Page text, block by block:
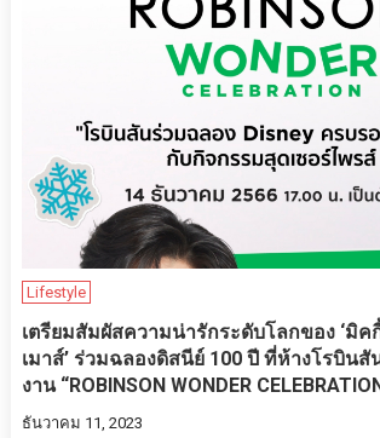
Lifestyle
เตรียมสัมผัสความน่ารักระดับโลกของ ‘มิค
เมาส์’ ร่วมฉลองดิสนีย์ 100 ปี ที่ห้างโรบินสั
งาน “ROBINSON WONDER
ธันวาคม 11, 2023